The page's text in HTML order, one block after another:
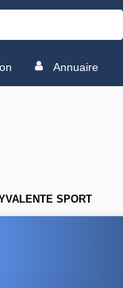
Annuaire
SPORT